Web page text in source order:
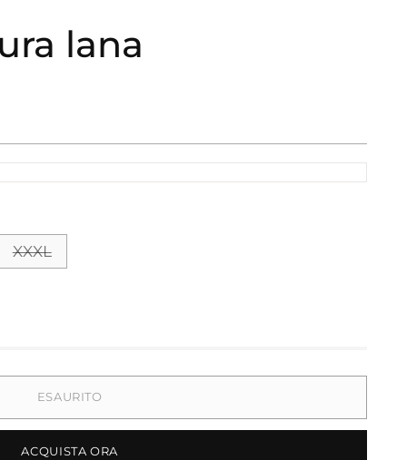
lana
XXXL
ESAURITO
ACQUISTA ORA